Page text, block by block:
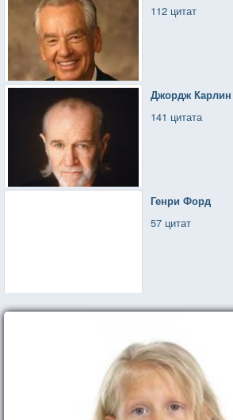
112 цитат
Джордж Карлин
141 цитата
Генри Форд
57 цитат